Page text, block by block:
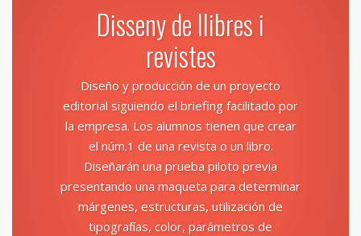
Disseny de llibres i
revistes
Diseño y producción de un proyecto
editorial siguiendo el briefing facilitado por
la empresa. Los alumnos tienen que crear
el núm.1 de una revista o un libro.
Diseñarán una prueba piloto previa
presentando una maqueta para determinar
márgenes, estructuras, utilización de
tipografías, color, parámetros de